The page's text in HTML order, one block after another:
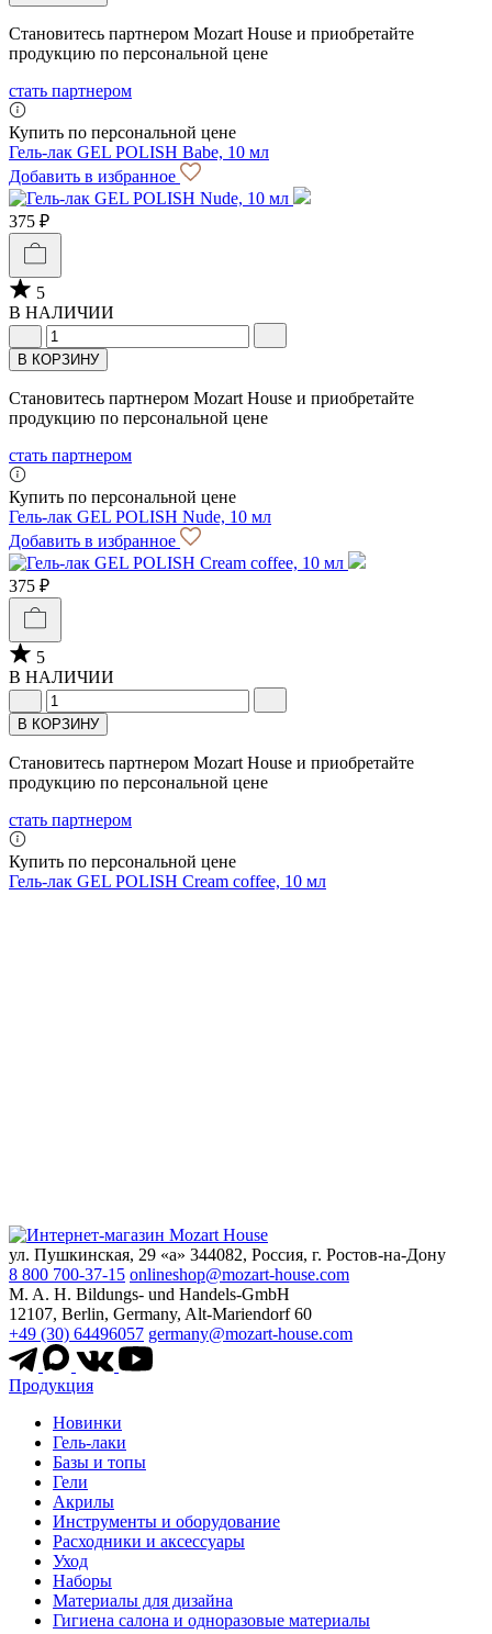
Становитесь партнером Mozart House и приобретайте
продукцию по персональной цене
стать партнером
Купить по персональной цене
Гель-лак GEL POLISH Babe, 10 мл
Добавить в избранное
375 ₽
5
В НАЛИЧИИ
В КОРЗИНУ
Становитесь партнером Mozart House и приобретайте
продукцию по персональной цене
стать партнером
Купить по персональной цене
Гель-лак GEL POLISH Nude, 10 мл
Добавить в избранное
375 ₽
5
В НАЛИЧИИ
В КОРЗИНУ
Становитесь партнером Mozart House и приобретайте
продукцию по персональной цене
стать партнером
Купить по персональной цене
Гель-лак GEL POLISH Cream coffeе, 10 мл
ул. Пушкинская, 29 «а» 344082, Россия, г. Ростов-на-Дону
8 800 700-37-15 onlineshop@mozart-house.com
M. A. H. Bildungs- und Handels-GmbH
12107, Berlin, Germany, Alt-Mariendorf 60
+49 (30) 64496057 germany@mozart-house.com
Продукция
Новинки
Гель-лаки
Базы и топы
Гели
Акрилы
Инструменты и оборудование
Расходники и аксессуары
Уход
Наборы
Материалы для дизайна
Гигиена салона и одноразовые материалы